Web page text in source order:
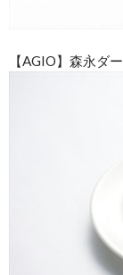
【AGIO】森永ダ